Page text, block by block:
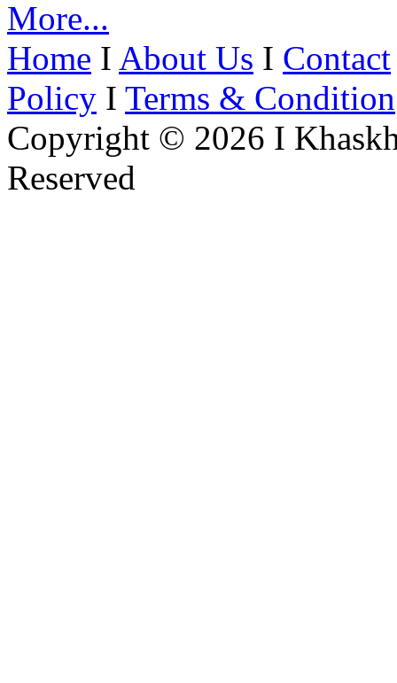
More...
Home I About Us I Contact
Policy I Terms & Condition
Copyright © 2026 I
Reserved